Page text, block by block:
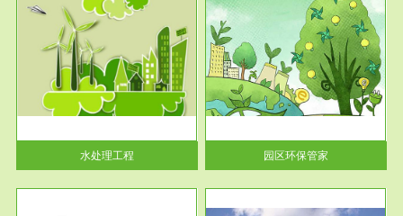
水处理工程
服务范围
园区环保管家
2016 年 4 月，环保部下发《关
于积极发挥环境保护作用促进供
给侧结...
园区环保管家